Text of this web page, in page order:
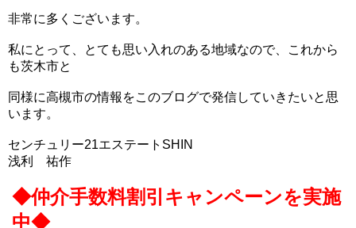
非常に多くございます。
私にとって、とても思い入れのある地域なので、これから
も茨木市と
同様に高槻市の情報をこのブログで発信していきたいと思
います。
センチュリー21エステートSHIN
浅利 祐作
◆仲介手数料割引キャンペーンを実施
中◆